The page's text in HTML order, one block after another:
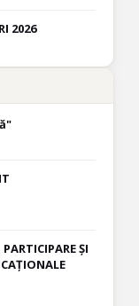
2026
ȘI